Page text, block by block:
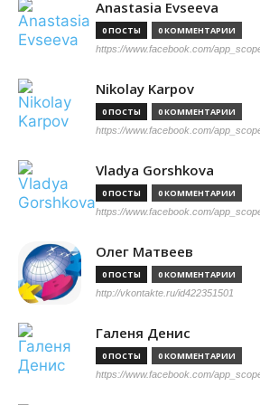
Anastasia Evseeva
0 ПОСТЫ 0 КОММЕНТАРИИ
https://www.facebook.com/
Nikolay Karpov
0 ПОСТЫ 0 КОММЕНТАРИИ
https://www.facebook.com/
Vladya Gorshkova
0 ПОСТЫ 0 КОММЕНТАРИИ
https://www.facebook.com/
Олег Матвеев
0 ПОСТЫ 0 КОММЕНТАРИИ
http://vkontakte.ru/id422351501
Галеня Денис
0 ПОСТЫ 0 КОММЕНТАРИИ
https://www.facebook.com/